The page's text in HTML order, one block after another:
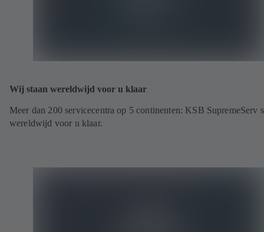
Wij staan wereldwijd voor u klaar
Meer dan 200 servicecentra op 5 continenten: KSB SupremeServ
wereldwijd voor u klaar.